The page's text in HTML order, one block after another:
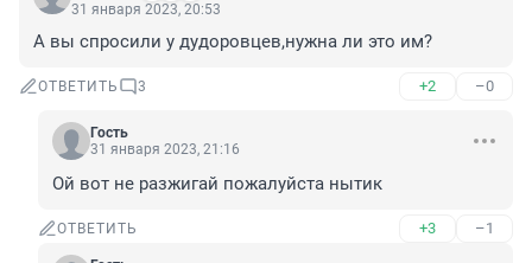
31 января 2023, 20:53
А вы спросили у дудоровцев,нужна ли это им?
ОТВЕТИТЬ 3 +2 –0
Гость
31 января 2023, 21:16
Ой вот не разжигай пожалуйста нытик
ОТВЕТИТЬ +3 –1